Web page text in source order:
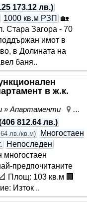
173.12 лв.)
1000 кв.м РЗП 🏡
Стара Загора - 70
имот в
в Долината на
баня..
в ж.к.
» Апартаменти
406 812.64 лв.)
лв./кв.м)
Многостаен
Непоследен
многостаен
предпочитаните
Площ: 103 кв.м 🏢
Изток ..